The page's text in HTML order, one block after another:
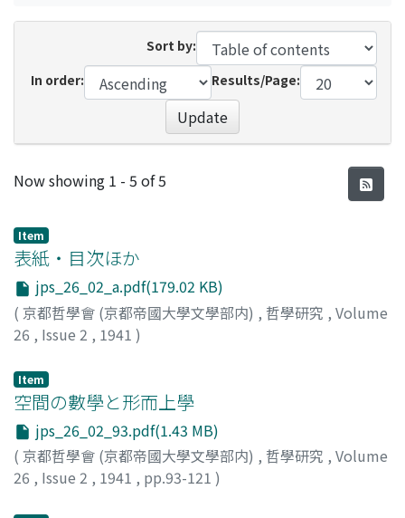
Sort by:
In order:
Results/Page:
Update
Recent Submissions
Now showing 1 - 5 of 5
Item
表紙・目次ほか
jps_26_02_a.pdf(179.02 KB)
( 京都哲學會 (京都帝國大學文學部内) , 哲學研究 , Volume
26 , Issue 2 , 1941 )
Item
空間の數學と形而上學
jps_26_02_93.pdf(1.43 MB)
( 京都哲學會 (京都帝國大學文學部内) , 哲學研究 , Volume
26 , Issue 2 , 1941 , pp.93-121 )